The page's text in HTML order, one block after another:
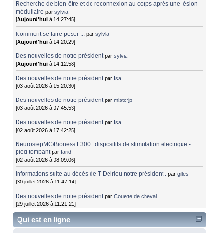
Recherche de bien-être et de reconnexion au corps après une lésion
médullaire parsylvia
[Aujourd'hui à 14:27:45]
lcomment se faire peser ... parsylvia
[Aujourd'hui à 14:20:29]
Des nouvelles de notre président parsylvia
[Aujourd'hui à 14:12:58]
Des nouvelles de notre président par Isa
[03 août 2026 à 15:20:30]
Des nouvelles de notre président parmisterjp
[03 août 2026 à 07:45:53]
Des nouvelles de notre président par Isa
[02 août 2026 à 17:42:25]
NeurostepMC/Bioness L300 : dispositifs de stimulation électrique -
pied tombant parfarid
[02 août 2026 à 08:09:06]
Informations suite au décès de T Delrieu notre président . pargilles
[30 juillet 2026 à 11:47:14]
Des nouvelles de notre président parCouette de cheval
[29 juillet 2026 à 11:21:21]
Qui est en ligne